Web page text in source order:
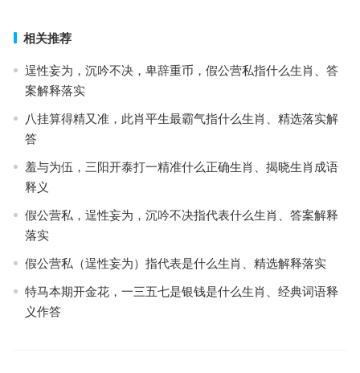
相关推荐
逞性妄为，沉吟不决，卑辞重币，假公营私指什么生肖、答
案解释落实
八挂算得精又准，此肖平生最霸气指什么生肖、精选落实解
答
羞与为伍，三阳开泰打一精准什么正确生肖、揭晓生肖成语
释义
假公营私，逞性妄为，沉吟不决指代表什么生肖、答案解释
落实
假公营私（逞性妄为）指代表是什么生肖、精选解释落实
特马本期开金花，一三五七是银钱是什么生肖、经典词语释
义作答